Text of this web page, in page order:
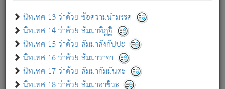
นิทเทศ 13 ว่าด้วย ข้อความนำมรรค
นิทเทศ 14 ว่าด้วย สัมมาทิฏฐิ
นิทเทศ 15 ว่าด้วย สัมมาสังกัปปะ
นิทเทศ 16 ว่าด้วย สัมมาวาจา
นิทเทศ 17 ว่าด้วย สัมมากัมมันตะ
นิทเทศ 18 ว่าด้วย สัมมาอาชีวะ
เกี่ยวกับธรรมโฆษณ์ออนไลน์ (Disclaimer)
แม้ระบบ "ธรรมโฆษณ์ออนไลน์" พยายามปรับปรุงข้อมูลให้ถูกต้องมากที่สุด
ผู้ศึกษาก็พึงตรวจสอบกับตัวเล่มหนังสือต้นฉบับ ที่มีการพิมพ์ครั้งล่าสุด
ก่อนนำข้อมูลไปใช้ในการอ้างอิง"
เกี่ยวกับอัตถจารี|เกี่ยวกับการพัฒนา|แจ้งข้อผิดพลาด / แนะนำ